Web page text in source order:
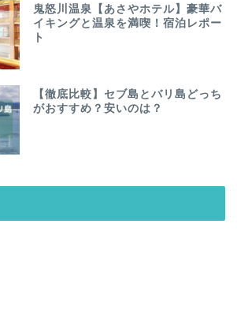
鬼怒川温泉【あさやホテル】豪華バ
イキングと温泉を満喫！宿泊レポー
ト
【徹底比較】セブ島とバリ島どっち
がおすすめ？安いのは？